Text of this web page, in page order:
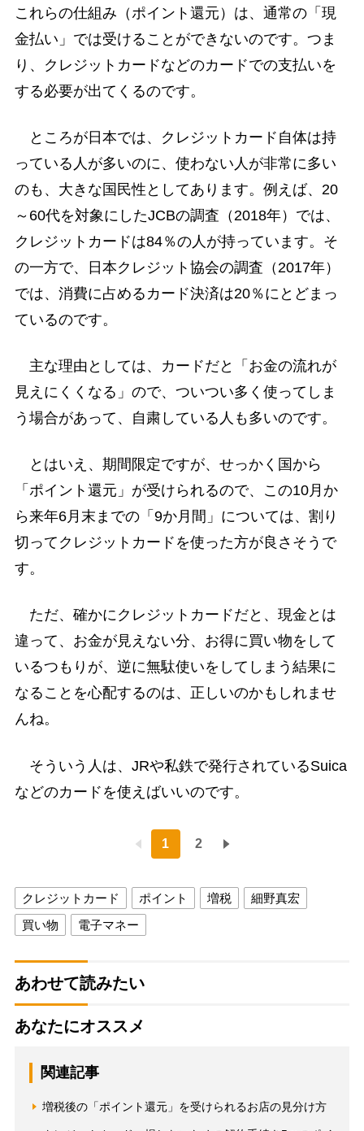
これらの仕組み（ポイント還元）は、通常の「現
金払い」では受けることができないのです。つま
り、クレジットカードなどのカードでの支払いを
する必要が出てくるのです。
ところが日本では、クレジットカード自体は持
っている人が多いのに、使わない人が非常に多い
のも、大きな国民性としてあります。例えば、20
～60代を対象にしたJCBの調査（2018年）では、
クレジットカードは84％の人が持っています。そ
の一方で、日本クレジット協会の調査（2017年）
では、消費に占めるカード決済は20％にとどまっ
ているのです。
主な理由としては、カードだと「お金の流れが
見えにくくなる」ので、ついつい多く使ってしま
う場合があって、自粛している人も多いのです。
とはいえ、期間限定ですが、せっかく国から
「ポイント還元」が受けられるので、この10月か
ら来年6月末までの「9か月間」については、割り
切ってクレジットカードを使った方が良さそうで
す。
ただ、確かにクレジットカードだと、現金とは
違って、お金が見えない分、お得に買い物をして
いるつもりが、逆に無駄使いをしてしまう結果に
なることを心配するのは、正しいのかもしれませ
んね。
そういう人は、JRや私鉄で発行されているSuica
などのカードを使えばいいのです。
1 2
クレジットカード ポイント 増税
細野真宏
買い物
電子マネー
あわせて読みたい
あなたにオススメ
関連記事
増税後の「ポイント還元」を受けられるお店の見分け方